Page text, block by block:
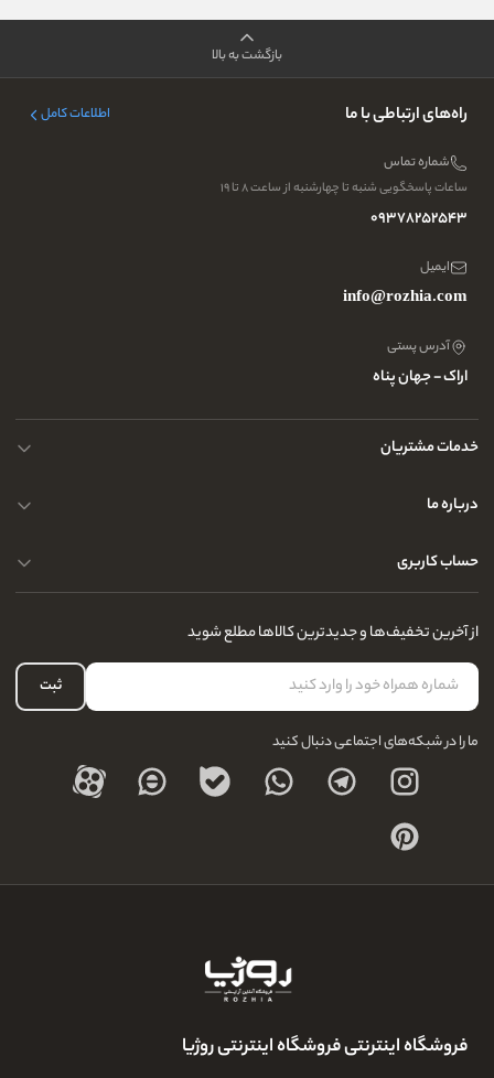
بازگشت به بالا
راه‌های ارتباطی با ما اطلاعات کامل
شماره تماس
ساعات پاسخگویی شنبه تا چهارشنبه از ساعت ۸ تا ۱۹
09378252543
ایمیل
info@rozhia.com
آدرس پستی
اراک - جهان پناه
خدمات مشتریان
حریم خصوصی کاربران
تماس با ما
درباره ما
سوالات متداول
آدرس فروشگاه
نحوه ارسال کالا
نحوه بازگشت کالا
درباره ما
حساب کاربری
لیست علاقه‌مندی
حساب کاربری
از آخرین تخفیف‌ها و جدیدترین کالاها مطلع شوید
ثبت
ما را در شبکه‌های اجتماعی دنبال کنید
فروشگاه اینترنتی فروشگاه اینترنتی روژیا